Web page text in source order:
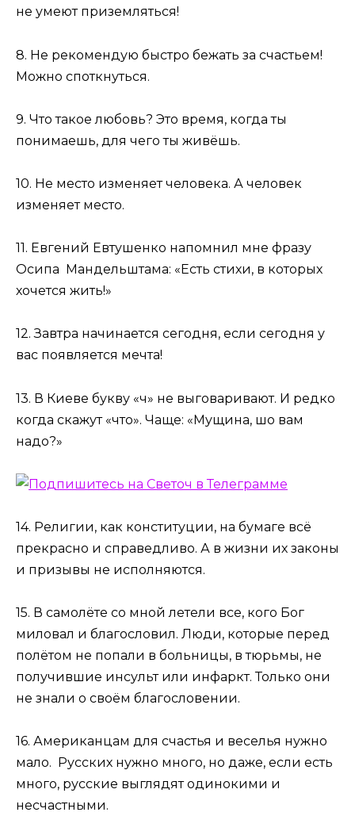
не умеют приземляться!
8. Не рекомендую быстро бежать за счастьем!
Можно споткнуться.
9. Что такое любовь? Это время, когда ты
понимаешь, для чего ты живёшь.
10. Не место изменяет человека. А человек
изменяет место.
11. Евгений Евтушенко напомнил мне фразу
Осипа Мандельштама: «Есть стихи, в которых
хочется жить!»
12. Завтра начинается сегодня, если сегодня у
вас появляется мечта!
13. В Киеве букву «ч» не выговаривают. И редко
когда скажут «что». Чаще: «Мущина, шо вам
надо?»
14. Религии, как конституции, на бумаге всё
прекрасно и справедливо. А в жизни их законы
и призывы не исполняются.
15. В самолёте со мной летели все, кого Бог
миловал и благословил. Люди, которые перед
полётом не попали в больницы, в тюрьмы, не
получившие инсульт или инфаркт. Только они
не знали о своём благословении.
16. Американцам для счастья и веселья нужно
мало. Русских нужно много, но даже, если есть
много, русские выглядят одинокими и
несчастными.